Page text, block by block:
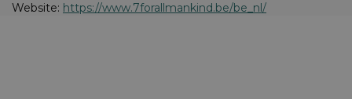
Website: https://www.7forallmankind.be/be_nl/